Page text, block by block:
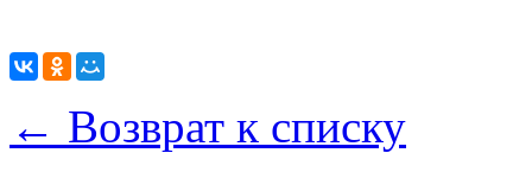
← Возврат к списку